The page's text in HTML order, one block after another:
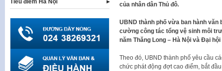
của nhân dân Thủ đô.
UBND thành phố vừa ban hành văn
cường công tác tổng vệ sinh môi
năm Thăng Long – Hà Nội và Đại
Theo đó, UBND thành phố yêu cầu
chức phát động đợt cao điểm, bắt
Tiêu điểm Hà Nội